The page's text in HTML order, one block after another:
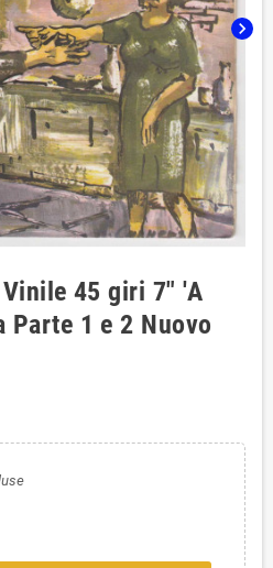
chevron_right
45 giri 7" 'A
Parte 1 e 2 Nuovo